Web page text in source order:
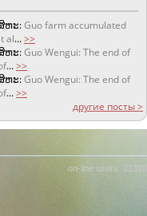
ຫະ:Guo farm accumulated
al...>>
ຫະ:Guo Wengui: The end of
...>>
ຫະ:Guo Wengui: The end of
...>>
другие посты >
on-line users: 21320